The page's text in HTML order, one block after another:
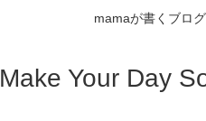
mamaが書くブログ
Make Your Day